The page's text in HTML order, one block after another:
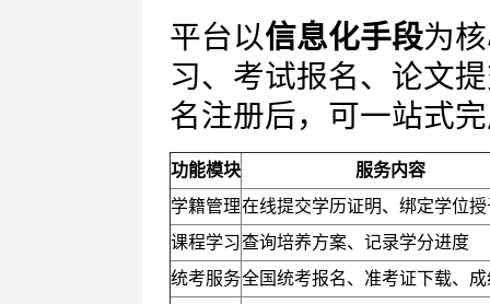
平台以信息化手段为
习、考试报名、论文
名注册后，可一站式
功能模块
服务内容
学籍管理在线提交学历证明、绑定学位
课程学习查询培养方案、记录学分进度
统考服务全国统考报名、准考证下载、